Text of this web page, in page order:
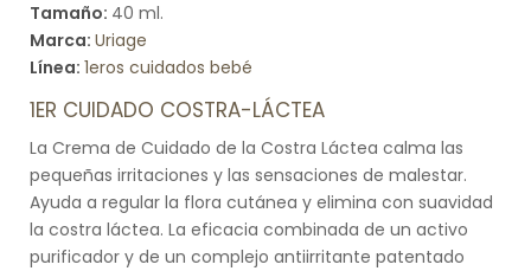
Tamaño: 40 ml.
Marca: Uriage
Línea: 1eros cuidados bebé
1ER CUIDADO COSTRA-LÁCTEA
La Crema de Cuidado de la Costra Láctea calma las
pequeñas irritaciones y las sensaciones de malestar.
Ayuda a regular la flora cutánea y elimina con suavidad
la costra láctea. La eficacia combinada de un activo
purificador y de un complejo antiirritante patentado